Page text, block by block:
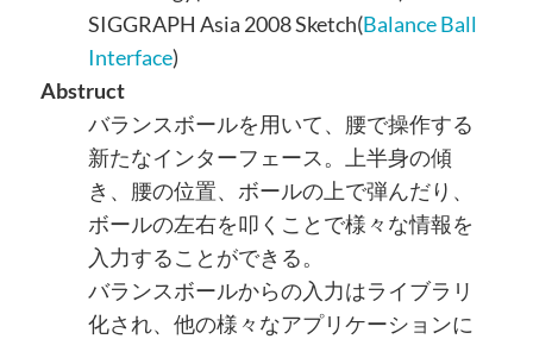
SIGGRAPH Asia 2008 Sketch(Balance Ball
Interface)
Abstruct
バランスボールを用いて、腰で操作する
新たなインターフェース。上半身の傾
き、腰の位置、ボールの上で弾んだり、
ボールの左右を叩くことで様々な情報を
入力することができる。
バランスボールからの入力はライブラリ
化され、他の様々なアプリケーションに